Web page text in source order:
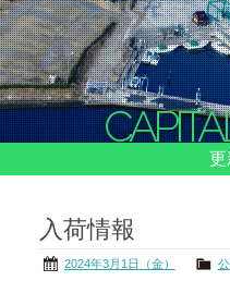
船のご売却
船舶保険
茨城の海
更
入荷情報
2024年3月1日（金）